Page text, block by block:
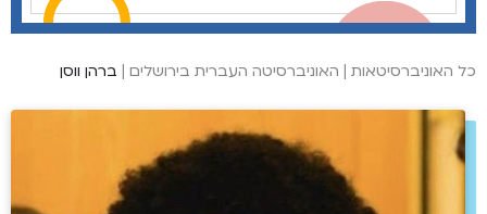
כל האוניברסיטאות | האוניברסיטה העברית בירושלים | ברהן ווסן